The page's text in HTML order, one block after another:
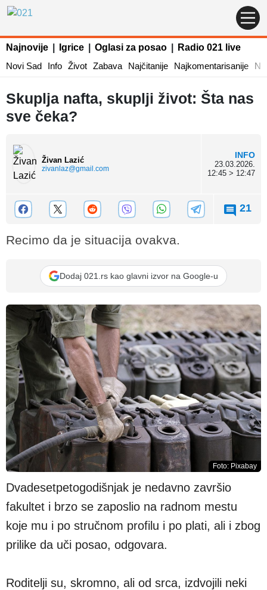
Najnovije Igrice Oglasi za posao
Radio 021 live
Novi Sad
Info Život Zabava Najčitanije Najkomentarisanije
Skuplja nafta, skuplji život: Šta nas
sve čeka?
Živan Lazić
zivanlaz@gmail.com
INFO
23.03.2026.
12:45 > 12:47
21
Recimo da je situacija ovakva.
Dodaj 021.rs kao glavni izvor na Google-u
Foto: Pixabay
Dvadesetpetogodišnjak je nedavno završio
fakultet i brzo se zaposlio na radnom mestu
koje mu i po stručnom profilu i po plati, ali i zbog
prilike da uči posao, odgovara.
Roditelji su, skromno, ali od srca, izdvojili neki